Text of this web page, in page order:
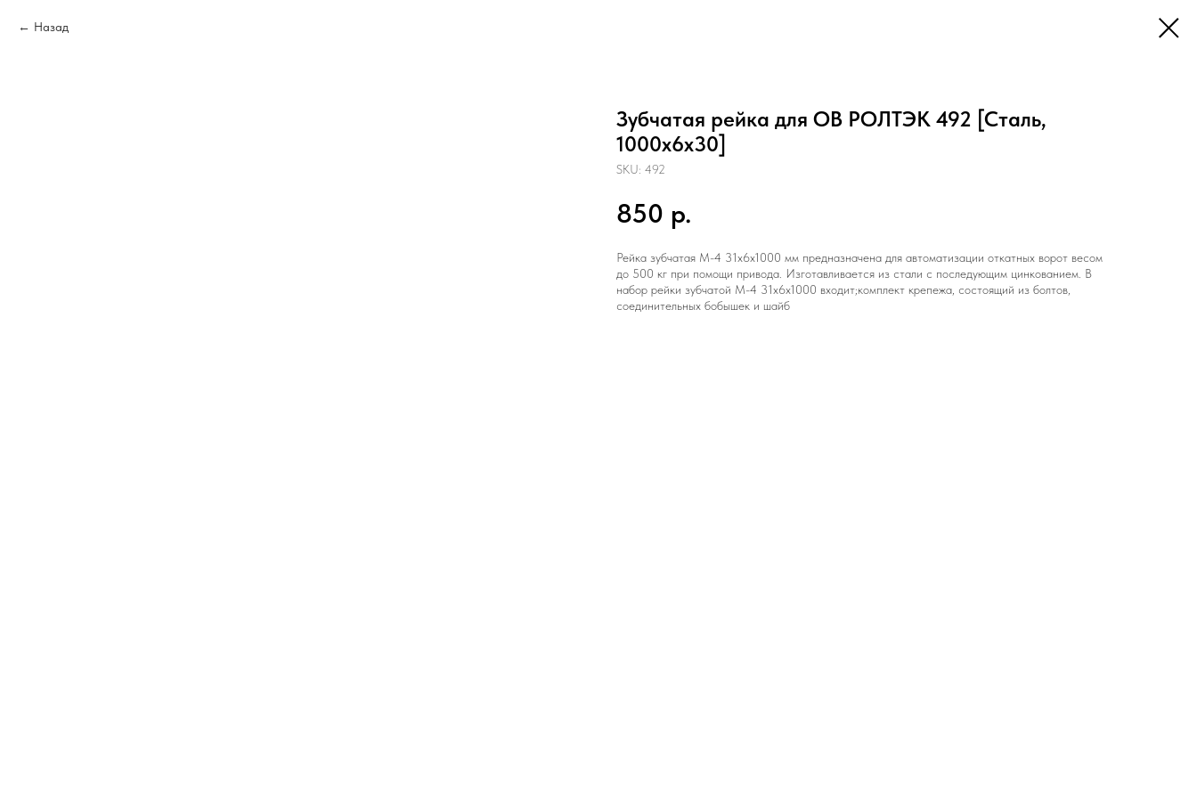
Назад
Зубчатая рейка для ОВ РОЛТЭК 492 [Сталь,
1000х6х30]
SKU: 492
850 р.
Рейка зубчатая М-4 31х6х1000 мм предназначена для автоматизации откатных ворот весом
до 500 кг при помощи привода. Изготавливается из стали с последующим цинкованием. В
набор рейки зубчатой М-4 31х6х1000 входит;комплект крепежа, состоящий из болтов,
соединительных бобышек и шайб